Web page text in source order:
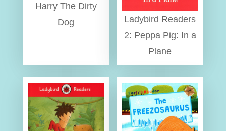
Harry The Dirty
Dog
Ladybird Readers
2: Peppa Pig: In a
Plane